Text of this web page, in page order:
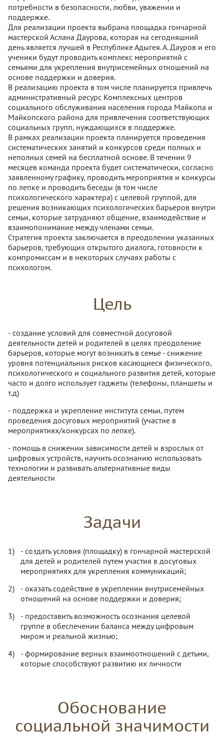
потребности в безопасности, любви, уважении и
поддержке.
Для реализации проекта выбрана площадка гончарной
мастерской Аслана Даурова, которая на сегодняшний
день является лучшей в Республике Адыгея. А. Дауров и его
ученики будут проводить комплекс мероприятий с
семьями для укрепления внутрисемейных отношений на
основе поддержки и доверия.
В реализацию проекта в том числе планируется привлечь
административный ресурс Комплексных центров
социального обслуживания населения города Майкопа и
Майкопского района для привлечения соответствующих
социальных групп, нуждающихся в поддержке.
В рамках реализации проекта планируется проведения
систематических занятий и конкурсов среди полных и
неполных семей на бесплатной основе. В течении 9
месяцев команда проекта будет систематически, согласно
заявленному графику, проводить мероприятия и конкурсы
по лепке и проводить беседы (в том числе
психологического характера) с целевой группой, для
решения возникающих психологических барьеров внутри
семьи, которые затрудняют общение, взаимодействие и
взаимопонимание между членами семьи.
Стратегия проекта заключается в преодолении указанных
барьеров, требующих открытого диалога, готовности к
компромиссам и в некоторых случаях работы с
психологом.
Цель
- создание условий для совместной досуговой
деятельности детей и родителей в целях преодоление
барьеров, которые могут возникать в семье - снижение
уровня потенциальных рисков касающиеся физического,
психологического и социального развития детей, которые
часто и долго использует гаджеты (телефоны, планшеты и
т.д)
- поддержка и укрепление института семьи, путем
проведения досуговых мероприятий (участие в
мероприятиях/конкурсах по лепке).
- помощь в снижении зависимости детей и взрослых от
цифровых устройств, научить осознанию использовать
технологии и развивать альтернативные виды
деятельности
Задачи
- создать условия (площадку) в гончарной мастерской
для детей и родителей путем участия в досуговых
мероприятиях для укрепления коммуникаций;
- оказать содействие в укреплении внутрисемейных
отношений на основе поддержки и доверия;
- предоставить возможность осознания целевой
группе в обеспечении баланса между цифровым
миром и реальной жизнью;
- формирование верных взаимоотношений с детьми,
которые способствуют развитию их личности
Обоснование
социальной значимости